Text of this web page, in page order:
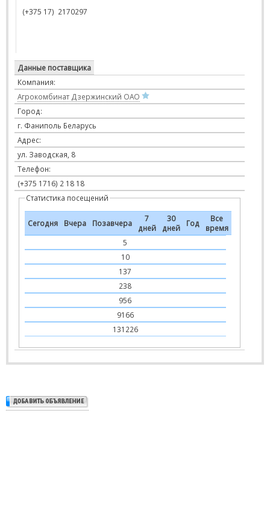
(+375 17) 2170297
Данные поставщика
Компания:
Агрокомбинат Дзержинский ОАО
Город:
г. Фаниполь Беларусь
Адрес:
ул. Заводская, 8
Телефон:
(+375 1716) 2 18 18
Статистика посещений
Сегодня Вчера Позавчера
7
дней
30
дней
Год
Все
время
5
10
137
238
956
9166
131226